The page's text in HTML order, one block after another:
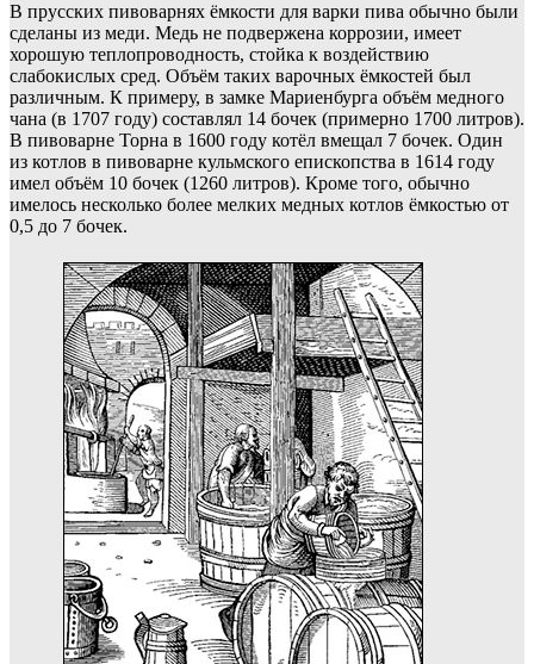
В прусских пивоварнях ёмкости для варки пива обычно были
сделаны из меди. Медь не подвержена коррозии, имеет
хорошую теплопроводность, стойка к воздействию
слабокислых сред. Объём таких варочных ёмкостей был
различным. К примеру, в замке Мариенбурга объём медного
чана (в 1707 году) составлял 14 бочек (примерно 1700 литров).
В пивоварне Торна в 1600 году котёл вмещал 7 бочек. Один
из котлов в пивоварне кульмского епископства в 1614 году
имел объём 10 бочек (1260 литров). Кроме того, обычно
имелось несколько более мелких медных котлов ёмкостью от
0,5 до 7 бочек.